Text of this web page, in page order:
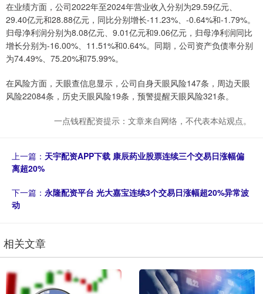
在业绩方面，公司2022年至2024年营业收入分别为29.59亿元、
29.40亿元和28.88亿元，同比分别增长-11.23%、-0.64%和-1.79%。
归母净利润分别为8.08亿元、9.01亿元和9.06亿元，归母净利润同比
增长分别为-16.00%、11.51%和0.64%。同期，公司资产负债率分别
为74.49%、75.20%和75.99%。
在风险方面，天眼查信息显示，公司自身天眼风险147条，周边天眼
风险22084条，历史天眼风险19条，预警提醒天眼风险321条。
一点钱程配资提示：文章来自网络，不代表本站观点。
上一篇： 天宇配资APP下载 康辰药业股票连续三个交易日涨幅偏
离超20%
下一篇： 永隆配资平台 光大嘉宝连续3个交易日涨幅超20%异常波
动
相关文章